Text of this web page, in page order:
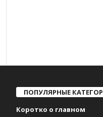
ПОПУЛЯРНЫЕ
Коротко о главном